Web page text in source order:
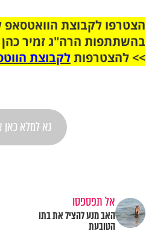
בהשתתפות הרה"ג זמיר
>> להצטרפותלקבוצת
אל תפספסו
האב מנע להציל את בתו
הטובעת